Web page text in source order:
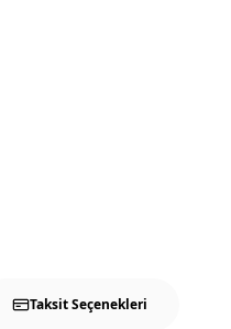
Taksit Seçenekleri